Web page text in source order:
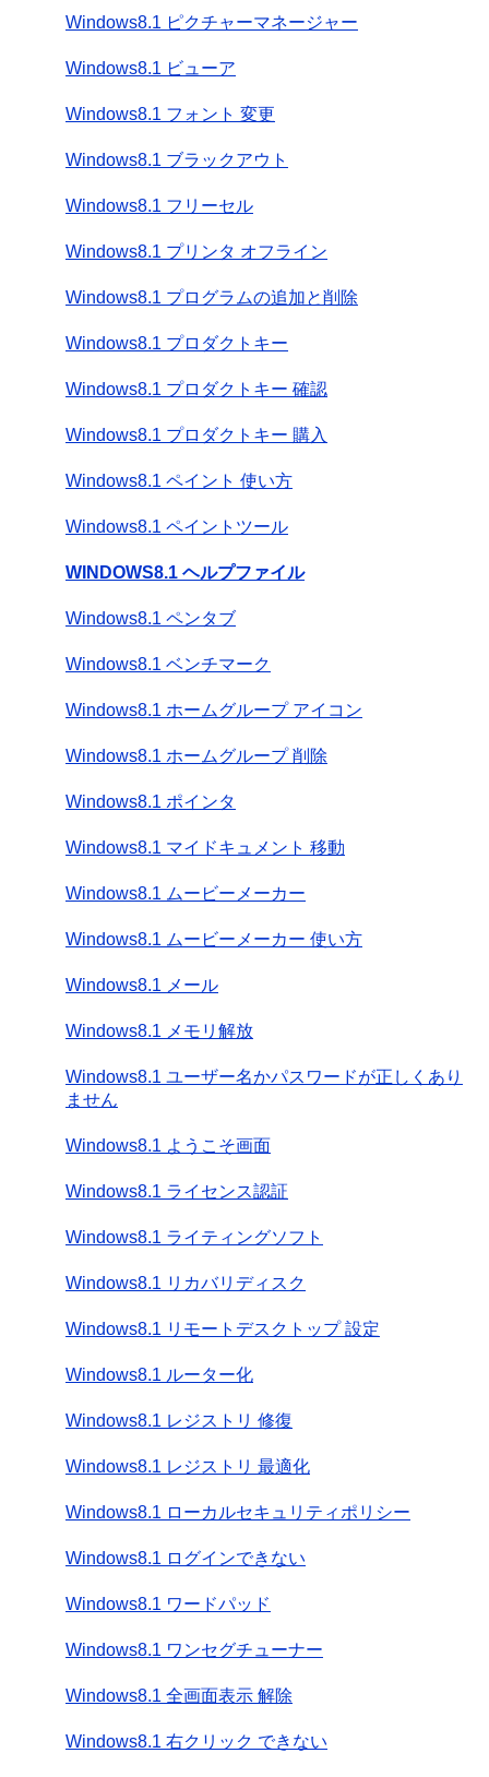
Windows8.1 ピクチャーマネージャー
Windows8.1 ビューア
Windows8.1 フォント 変更
Windows8.1 ブラックアウト
Windows8.1 フリーセル
Windows8.1 プリンタ オフライン
Windows8.1 プログラムの追加と削除
Windows8.1 プロダクトキー
Windows8.1 プロダクトキー 確認
Windows8.1 プロダクトキー 購入
Windows8.1 ペイント 使い方
Windows8.1 ペイントツール
WINDOWS8.1 ヘルプファイル
Windows8.1 ペンタブ
Windows8.1 ベンチマーク
Windows8.1 ホームグループ アイコン
Windows8.1 ホームグループ 削除
Windows8.1 ポインタ
Windows8.1 マイドキュメント 移動
Windows8.1 ムービーメーカー
Windows8.1 ムービーメーカー 使い方
Windows8.1 メール
Windows8.1 メモリ解放
Windows8.1 ユーザー名かパスワードが正しくあり
ません
Windows8.1 ようこそ画面
Windows8.1 ライセンス認証
Windows8.1 ライティングソフト
Windows8.1 リカバリディスク
Windows8.1 リモートデスクトップ 設定
Windows8.1 ルーター化
Windows8.1 レジストリ 修復
Windows8.1 レジストリ 最適化
Windows8.1 ローカルセキュリティポリシー
Windows8.1 ログインできない
Windows8.1 ワードパッド
Windows8.1 ワンセグチューナー
Windows8.1 全画面表示 解除
Windows8.1 右クリック できない